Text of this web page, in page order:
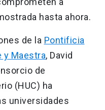
hasta ahora.
de la Pontificia
y Maestra, David
de
(HUC) ha
universidades